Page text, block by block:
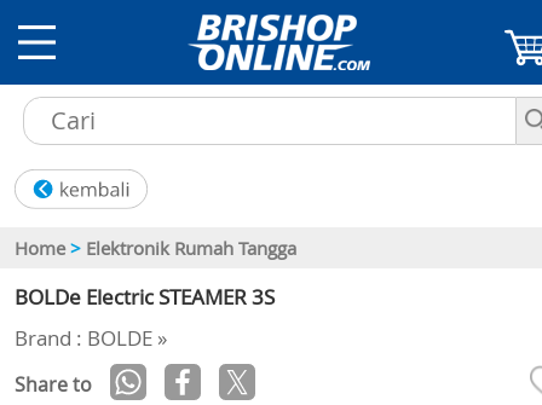
Home > Elektronik Rumah Tangga
BOLDe Electric STEAMER 3S
Brand : BOLDE »
Share to